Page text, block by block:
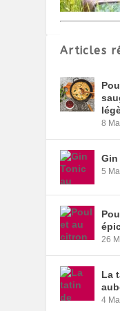
Articles
8
Gin
5
26
La
4